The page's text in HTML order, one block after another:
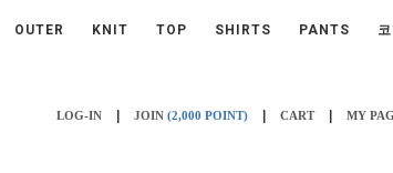
OUTER KNIT TOP SHIRTS PANTS
LOG-IN JOIN(2,000 POINT) CART MY